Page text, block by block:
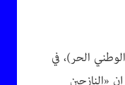
الوطني الحر)، في
«النازحين